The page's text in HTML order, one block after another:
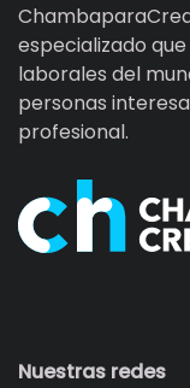
especializado
laborales del
personas
profesional.
Nuestras redes